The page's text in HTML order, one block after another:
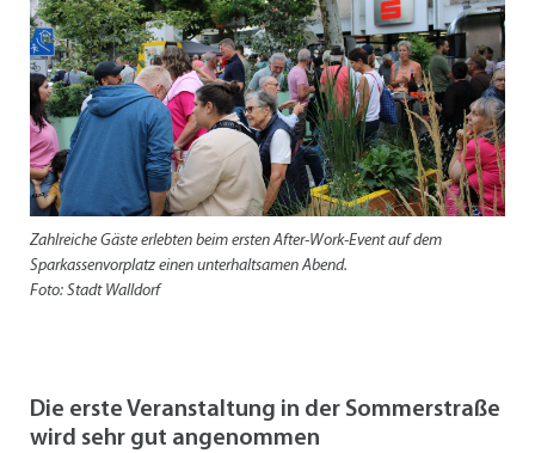
Zahlreiche Gäste erlebten beim ersten After-Work-Event auf dem
Sparkassenvorplatz einen unterhaltsamen Abend.
Foto: Stadt Walldorf
Die erste Veranstaltung in der Sommerstraße
wird sehr gut angenommen